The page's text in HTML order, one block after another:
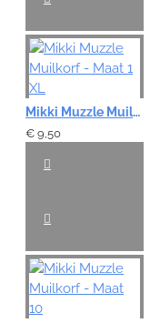
Mikki Muzzle Muilkorf - Maat 1 XL
€ 9,50